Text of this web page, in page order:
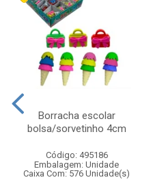
Borracha escolar
bolsa/sorvetinho 4cm
Código: 495186
Embalagem: Unidade
Caixa Com: 576 Unidade(s)